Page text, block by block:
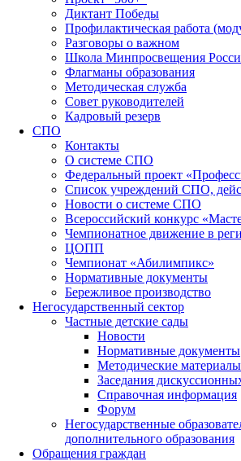
Диктант Победы
Профилактическая работа
Разговоры о важном
Школа Минпросвещения
Флагманы образования
Методическая служба
Совет руководителей
Кадровый резерв
СПО
Контакты
О системе СПО
Федеральный проект
Список учреждений СПО,
Новости о системе СПО
Всероссийский конкурс
Чемпионатное движение в
ЦОПП
Чемпионат «Абилимпикс»
Нормативные документы
Бережливое производство
Негосударственный сектор
Частные детские сады
Новости
Нормативные документы
Методические материалы
Заседания
Справочная информация
Форум
Негосударственные
дополнительного образования
Обращения граждан